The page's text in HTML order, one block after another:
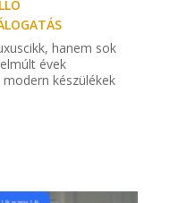
hanem sok
évek
készülékek